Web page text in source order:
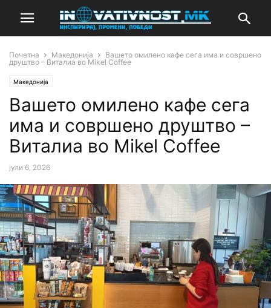
Почетна Македонија
Вашето омилено кафе сега има и совршено
друштво – Виталиа во Mikel Coffee
Македонија
Вашето омилено кафе сега
има и совршено друштво –
Виталиа во Mikel Coffee
јули 6, 2026